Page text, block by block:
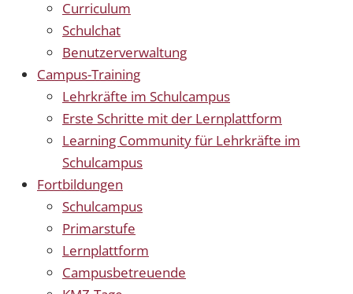
Curriculum
Schulchat
Benutzerverwaltung
Campus-Training
Lehrkräfte im Schulcampus
Erste Schritte mit der Lernplattform
Learning Community für Lehrkräfte im
Schulcampus
Fortbildungen
Schulcampus
Primarstufe
Lernplattform
Campusbetreuende